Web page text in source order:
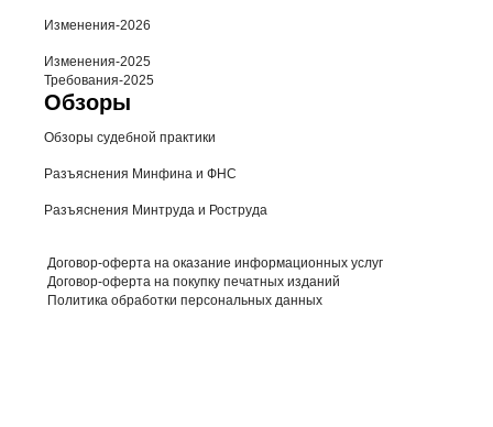
Изменения-2026
Изменения-2025
Требования-2025
Обзоры
Обзоры судебной практики
Разъяснения Минфина и ФНС
Разъяснения Минтруда и Роструда
Договор-оферта на оказание информационных услуг
Договор-оферта на покупку печатных изданий
Политика обработки персональных данных